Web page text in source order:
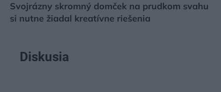
Svojrázny skromný domček na prudkom svahu
si nutne žiadal kreatívne riešenia
Diskusia